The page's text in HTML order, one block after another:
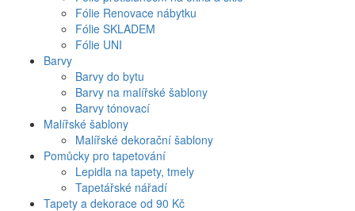
Fólie Renovace nábytku
Fólie SKLADEM
Fólie UNI
Barvy
Barvy do bytu
Barvy na malířské šablony
Barvy tónovací
Malířské šablony
Malířské dekorační šablony
Pomůcky pro tapetování
Lepidla na tapety, tmely
Tapetářské nářadí
Tapety a dekorace od 90 Kč